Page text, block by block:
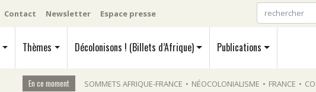
Contact Newsletter Espace presse
Thèmes Décolonisons ! (Billets d’Afrique) Publications
En ce moment SOMMETS AFRIQUE-FRANCE • NÉOCOLONIALISME • FRANCE •